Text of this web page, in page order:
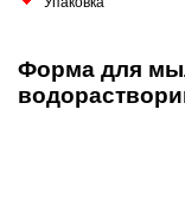
Форма для